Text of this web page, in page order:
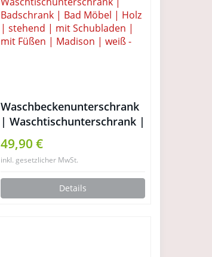
Waschbeckenunterschrank
| Waschtischunterschrank |
Badschrank | Bad Möbel |
Holz | stehend | mit
Schubladen | mit Füßen |
Madison | weiß
49,90 €
inkl. gesetzlicher MwSt.
Details